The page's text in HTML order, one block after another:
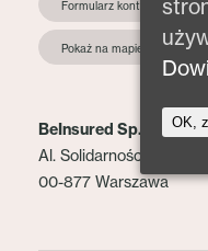
Formularz kontaktowy
Pokaż na mapie
BeInsured Sp. z o.o.
Al. Solidarności 153 lok. 2
00-877 Warszawa
OK,